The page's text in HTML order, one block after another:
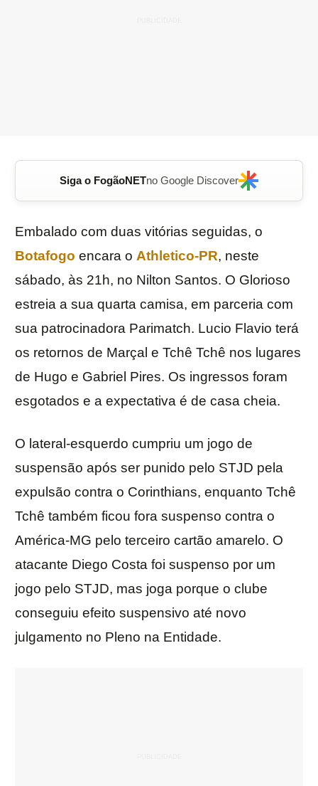
Siga o FogãoNETno Google Discover
Embalado com duas vitórias seguidas, o
Botafogo encara o Athletico-PR, neste
sábado, às 21h, no Nilton Santos. O Glorioso
estreia a sua quarta camisa, em parceria com
sua patrocinadora Parimatch. Lucio Flavio terá
os retornos de Marçal e Tchê Tchê nos lugares
de Hugo e Gabriel Pires. Os ingressos foram
esgotados e a expectativa é de casa cheia.
O lateral-esquerdo cumpriu um jogo de
suspensão após ser punido pelo STJD pela
expulsão contra o Corinthians, enquanto Tchê
Tchê também ficou fora suspenso contra o
América-MG pelo terceiro cartão amarelo. O
atacante Diego Costa foi suspenso por um
jogo pelo STJD, mas joga porque o clube
conseguiu efeito suspensivo até novo
julgamento no Pleno na Entidade.